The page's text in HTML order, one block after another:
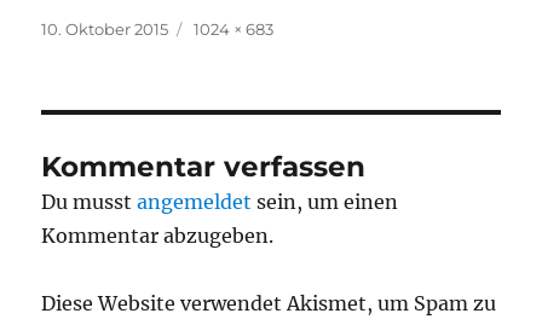
Veröffentlicht
10. Oktober 2015 Originalgröße
1024 × 683
Kommentar verfassen
Du musstangemeldet sein, um einen
Kommentar abzugeben.
Diese Website verwendet Akismet, um Spam zu